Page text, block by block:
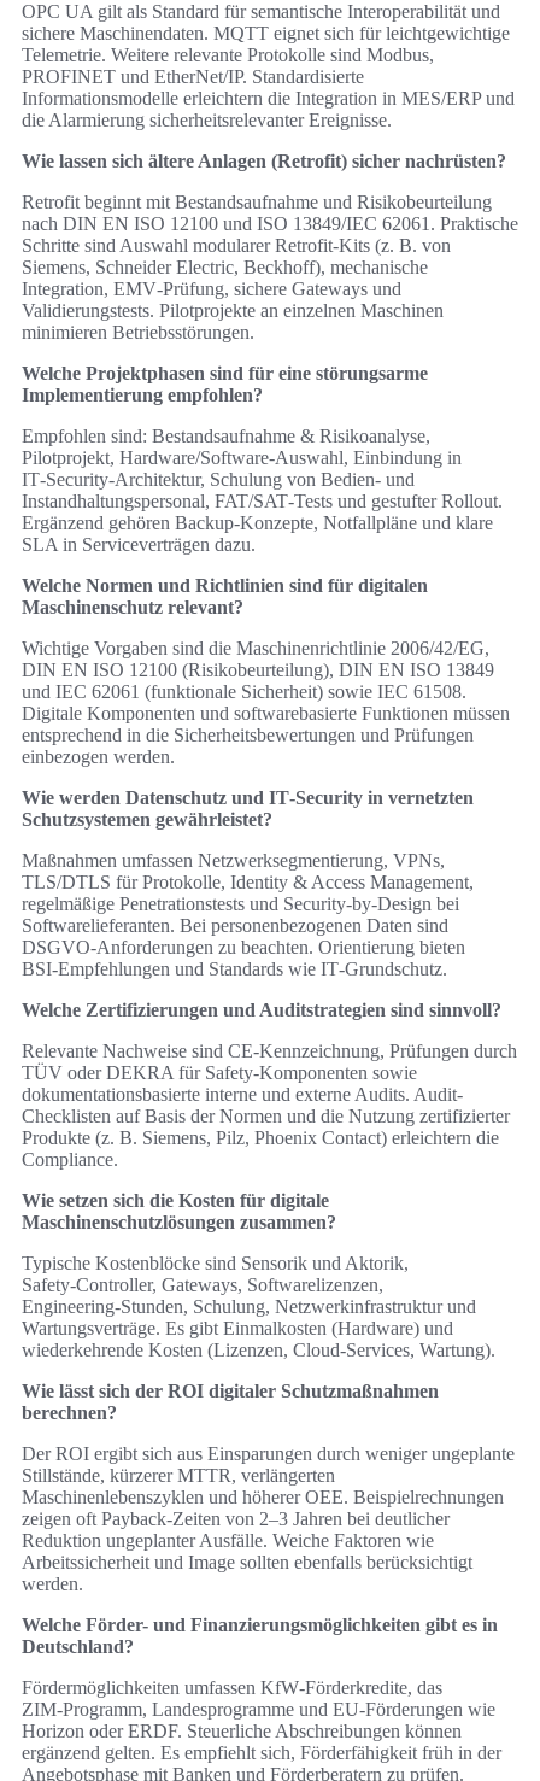
OPC UA gilt als Standard für semantische Interoperabilität und
sichere Maschinendaten. MQTT eignet sich für leichtgewichtige
Telemetrie. Weitere relevante Protokolle sind Modbus,
PROFINET und EtherNet/IP. Standardisierte
Informationsmodelle erleichtern die Integration in MES/ERP und
die Alarmierung sicherheitsrelevanter Ereignisse.
Wie lassen sich ältere Anlagen (Retrofit) sicher nachrüsten?
Retrofit beginnt mit Bestandsaufnahme und Risikobeurteilung
nach DIN EN ISO 12100 und ISO 13849/IEC 62061. Praktische
Schritte sind Auswahl modularer Retrofit‑Kits (z. B. von
Siemens, Schneider Electric, Beckhoff), mechanische
Integration, EMV‑Prüfung, sichere Gateways und
Validierungstests. Pilotprojekte an einzelnen Maschinen
minimieren Betriebsstörungen.
Welche Projektphasen sind für eine störungsarme
Implementierung empfohlen?
Empfohlen sind: Bestandsaufnahme & Risikoanalyse,
Pilotprojekt, Hardware/Software-Auswahl, Einbindung in
IT‑Security‑Architektur, Schulung von Bedien- und
Instandhaltungspersonal, FAT/SAT‑Tests und gestufter Rollout.
Ergänzend gehören Backup‑Konzepte, Notfallpläne und klare
SLA in Serviceverträgen dazu.
Welche Normen und Richtlinien sind für digitalen
Maschinenschutz relevant?
Wichtige Vorgaben sind die Maschinenrichtlinie 2006/42/EG,
DIN EN ISO 12100 (Risikobeurteilung), DIN EN ISO 13849
und IEC 62061 (funktionale Sicherheit) sowie IEC 61508.
Digitale Komponenten und softwarebasierte Funktionen müssen
entsprechend in die Sicherheitsbewertungen und Prüfungen
einbezogen werden.
Wie werden Datenschutz und IT‑Security in vernetzten
Schutzsystemen gewährleistet?
Maßnahmen umfassen Netzwerksegmentierung, VPNs,
TLS/DTLS für Protokolle, Identity & Access Management,
regelmäßige Penetrationstests und Security‑by‑Design bei
Softwarelieferanten. Bei personenbezogenen Daten sind
DSGVO‑Anforderungen zu beachten. Orientierung bieten
BSI‑Empfehlungen und Standards wie IT‑Grundschutz.
Welche Zertifizierungen und Auditstrategien sind sinnvoll?
Relevante Nachweise sind CE‑Kennzeichnung, Prüfungen durch
TÜV oder DEKRA für Safety‑Komponenten sowie
dokumentationsbasierte interne und externe Audits. Audit-
Checklisten auf Basis der Normen und die Nutzung zertifizierter
Produkte (z. B. Siemens, Pilz, Phoenix Contact) erleichtern die
Compliance.
Wie setzen sich die Kosten für digitale
Maschinenschutzlösungen zusammen?
Typische Kostenblöcke sind Sensorik und Aktorik,
Safety‑Controller, Gateways, Softwarelizenzen,
Engineering‑Stunden, Schulung, Netzwerkinfrastruktur und
Wartungsverträge. Es gibt Einmalkosten (Hardware) und
wiederkehrende Kosten (Lizenzen, Cloud‑Services, Wartung).
Wie lässt sich der ROI digitaler Schutzmaßnahmen
berechnen?
Der ROI ergibt sich aus Einsparungen durch weniger ungeplante
Stillstände, kürzerer MTTR, verlängerten
Maschinenlebenszyklen und höherer OEE. Beispielrechnungen
zeigen oft Payback‑Zeiten von 2–3 Jahren bei deutlicher
Reduktion ungeplanter Ausfälle. Weiche Faktoren wie
Arbeitssicherheit und Image sollten ebenfalls berücksichtigt
werden.
Welche Förder- und Finanzierungsmöglichkeiten gibt es in
Deutschland?
Fördermöglichkeiten umfassen KfW‑Förderkredite, das
ZIM‑Programm, Landesprogramme und EU‑Förderungen wie
Horizon oder ERDF. Steuerliche Abschreibungen können
ergänzend gelten. Es empfiehlt sich, Förderfähigkeit früh in der
Angebotsphase mit Banken und Förderberatern zu prüfen.